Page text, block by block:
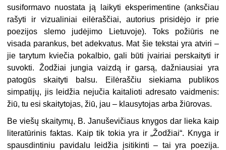
susiformavo nuostata ją laikyti eksperimentine (anksčiau
rašyti ir vizualiniai eilėraščiai, autorius prisidėjo ir prie
poezijos slemo judėjimo Lietuvoje). Toks požiūris ne
visada parankus, bet adekvatus. Mat šie tekstai yra atviri –
jie tarytum kviečia pokalbio, gali būti įvairiai perskaityti ir
suvokti. Žodžiai jungia vaizdą ir garsą, dažniausiai yra
patogūs skaityti balsu. Eilėraščiu siekiama publikos
simpatijų, jis leidžia nejučia kaitalioti adresato vaidmenis:
žiū, tu esi skaitytojas, žiū, jau – klausytojas arba žiūrovas.
Be viešų skaitymų, B. Januševičiaus knygos dar lieka kaip
literatūrinis faktas. Kaip tik tokia yra ir „Žodžiai“. Knyga ir
spausdintiniu pavidalu leidžia įsitikinti – tai yra poezija.